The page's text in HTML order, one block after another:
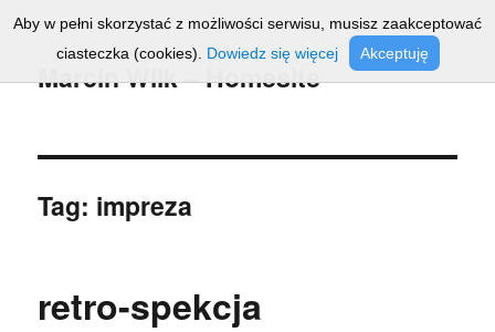
Marcin Wilk – Homesite
Tag: impreza
retro-spekcja
Aby w pełni skorzystać z możliwości serwisu, musisz zaakceptować
ciasteczka (cookies).
Dowiedz się więcej Akceptuję